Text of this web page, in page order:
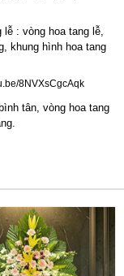
lễ : vòng hoa tang lễ,
, khung hình hoa tang
8NVXsCgcAqk
tân, vòng hoa tang